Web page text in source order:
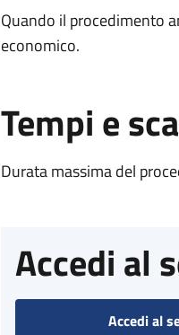
Quando il procedimento
economico.
Tempi e
Durata massima del
Accedi al
Accedi al